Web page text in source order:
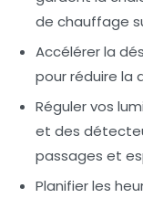
de chauffage
Accélérer la
pour réduire la
Réguler vos
et des
passages et
Planifier les